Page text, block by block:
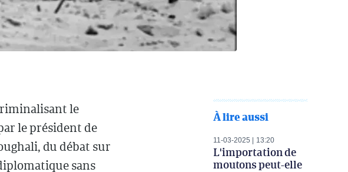
le
le président de
du débat sur
sans
À lire aussi
11-03-2025 13:20
L'importation de
moutons peut-elle